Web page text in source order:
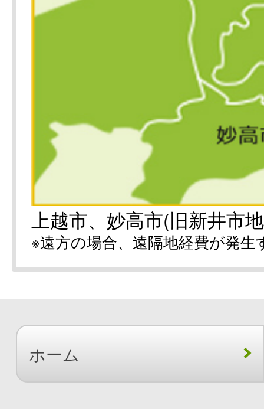
上越市、妙高市(旧新井市
※遠方の場合、遠隔地経費が発
ホーム